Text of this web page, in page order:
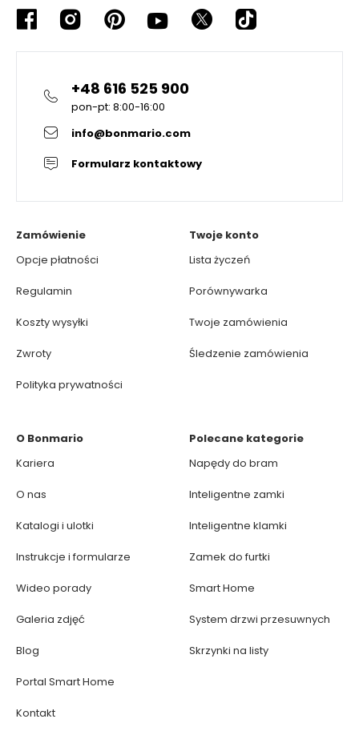
+48 616 525 900
pon-pt: 8:00-16:00
info@bonmario.com
Formularz kontaktowy
Zamówienie
Opcje płatności
Regulamin
Koszty wysyłki
Zwroty
Polityka prywatności
Twoje konto
Lista życzeń
Porównywarka
Twoje zamówienia
Śledzenie zamówienia
O Bonmario
Kariera
O nas
Katalogi i ulotki
Instrukcje i formularze
Wideo porady
Galeria zdjęć
Blog
Portal Smart Home
Kontakt
Polecane kategorie
Napędy do bram
Inteligentne zamki
Inteligentne klamki
Zamek do furtki
Smart Home
System drzwi przesuwnych
Skrzynki na listy